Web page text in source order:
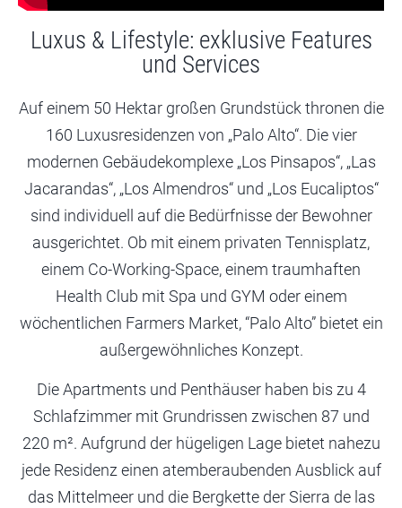
Luxus & Lifestyle: exklusive Features
und Services
Auf einem 50 Hektar großen Grundstück thronen die
160 Luxusresidenzen von „Palo Alto“. Die vier
modernen Gebäudekomplexe „Los Pinsapos“, „Las
Jacarandas“, „Los Almendros“ und „Los Eucaliptos“
sind individuell auf die Bedürfnisse der Bewohner
ausgerichtet. Ob mit einem privaten Tennisplatz,
einem Co-Working-Space, einem traumhaften
Health Club mit Spa und GYM oder einem
wöchentlichen Farmers Market, “Palo Alto” bietet ein
außergewöhnliches Konzept.
Die Apartments und Penthäuser haben bis zu 4
Schlafzimmer mit Grundrissen zwischen 87 und
220 m². Aufgrund der hügeligen Lage bietet nahezu
jede Residenz einen atemberaubenden Ausblick auf
das Mittelmeer und die Bergkette der Sierra de las